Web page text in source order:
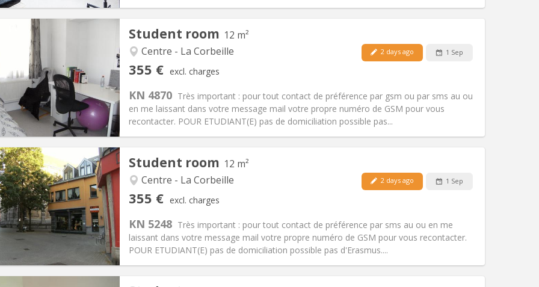
Student room 12 m²
Centre - La Corbeille
355 € excl. charges
2 days ago 1 Sep
KN 4870 Très important : pour tout contact de préférence par gsm ou par sms au ou
en me laissant dans votre message mail votre propre numéro de GSM pour vous
recontacter. POUR ETUDIANT(E) pas de domiciliation possible pas...
Info
€
70 €
12 months
No
Arrangement
Bathroom:Shared bathroom
Surface:12 m2
Other
Atmosphere:Calm, warm
Student room 12 m²
Centre - La Corbeille
355 € excl. charges
2 days ago 1 Sep
KN 5248 Très important : pour tout contact de préférence par sms au ou en me
laissant dans votre message mail votre propre numéro de GSM pour vous recontacter.
POUR ETUDIANT(E) pas de domiciliation possible pas d'Erasmus....
Info
€
70 €
12 months
No
Arrangement
Bathroom:Shared bathroom
Surface:12 m2
Other
Atmosphere:Studious, warm